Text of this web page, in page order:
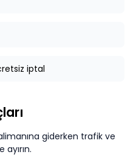
iptal
giderken trafik ve